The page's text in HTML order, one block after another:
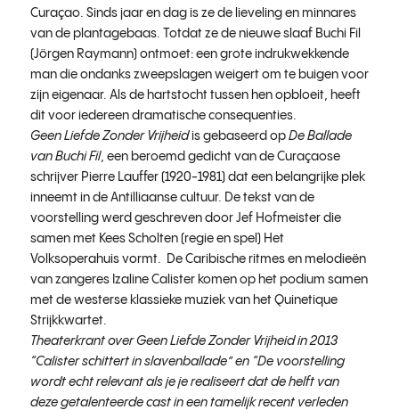
Curaçao. Sinds jaar en dag is ze de lieveling en minnares
van de plantagebaas. Totdat ze de nieuwe slaaf Buchi Fil
(Jörgen Raymann) ontmoet: een grote indrukwekkende
man die ondanks zweepslagen weigert om te buigen voor
zijn eigenaar. Als de hartstocht tussen hen opbloeit, heeft
dit voor iedereen dramatische consequenties.
Geen Liefde Zonder Vrijheidis gebaseerd op De Ballade
van Buchi Fil, een beroemd gedicht van de Curaçaose
schrijver Pierre Lauffer (1920-1981) dat een belangrijke plek
inneemt in de Antilliaanse cultuur. De tekst van de
voorstelling werd geschreven door Jef Hofmeister die
samen met Kees Scholten (regie en spel) Het
Volksoperahuis vormt. De Caribische ritmes en melodieën
van zangeres Izaline Calister komen op het podium samen
met de westerse klassieke muziek van het Quinetique
Strijkkwartet.
Theaterkrant over Geen Liefde Zonder Vrijheid in 2013
“Calister schittert in slavenballade” en “De voorstelling
wordt echt relevant als je je realiseert dat de helft van
deze getalenteerde cast in een tamelijk recent verleden